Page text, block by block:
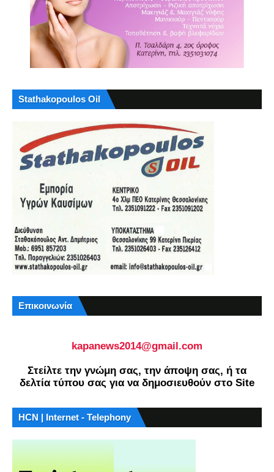
Stathakopoulos Oil
Επικοινωνία
kapanews2014@gmail.com
Στείλτε την γνώμη σας, την άποψη σας, ή τα
δελτία τύπου σας για να δημοσιευθούν στο Site
HCN | Internet - Telephony